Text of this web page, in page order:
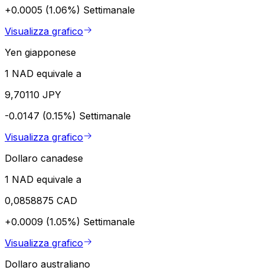
+0.0005 (1.06%) Settimanale
Visualizza grafico
Yen giapponese
1 NAD equivale a
9,70110 JPY
-0.0147 (0.15%) Settimanale
Visualizza grafico
Dollaro canadese
1 NAD equivale a
0,0858875 CAD
+0.0009 (1.05%) Settimanale
Visualizza grafico
Dollaro australiano